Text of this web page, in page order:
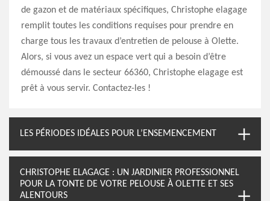
de gazon et de matériaux spécifiques, Christophe elagage
remplit toutes les conditions requises pour prendre en
charge tous les travaux d’entretien de pelouse à Olette.
Alors, si vous avez un espace vert qui a besoin d’être
démoussé dans le secteur 66360, Christophe elagage est
prêt à vous servir. Contactez-les !
LES PÉRIODES IDÉALES POUR L’ENSEMENCEMENT
CHRISTOPHE ELAGAGE : UN JARDINIER PROFESSIONNEL
POUR LA TONTE DE VOTRE PELOUSE À OLETTE ET SES
ALENTOURS